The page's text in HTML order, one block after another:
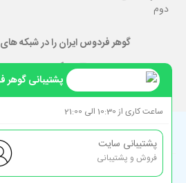
دوم
گوهر فردوس ایران را در شبکه
حساب کاربری
راهنمای مشتریان
پشتیبانی گوهر
ساعت کاری از 10:30 الی 21:00
پشتیبانی سایت
فروش و پشتیبانی